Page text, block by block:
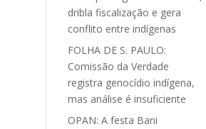
dribla fiscalização e gera
conflito entre indígenas
FOLHA DE S. PAULO:
Comissão da Verdade
registra genocídio indígena,
mas análise é insuficiente
OPAN: A festa Bani